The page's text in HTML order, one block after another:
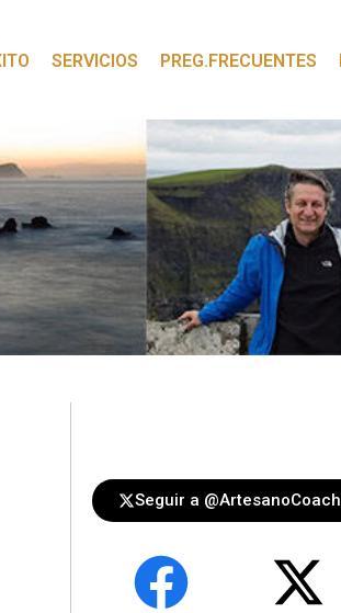
SERVICIOS PREG.FRECUENTES
Seguir a @ArtesanoCoach